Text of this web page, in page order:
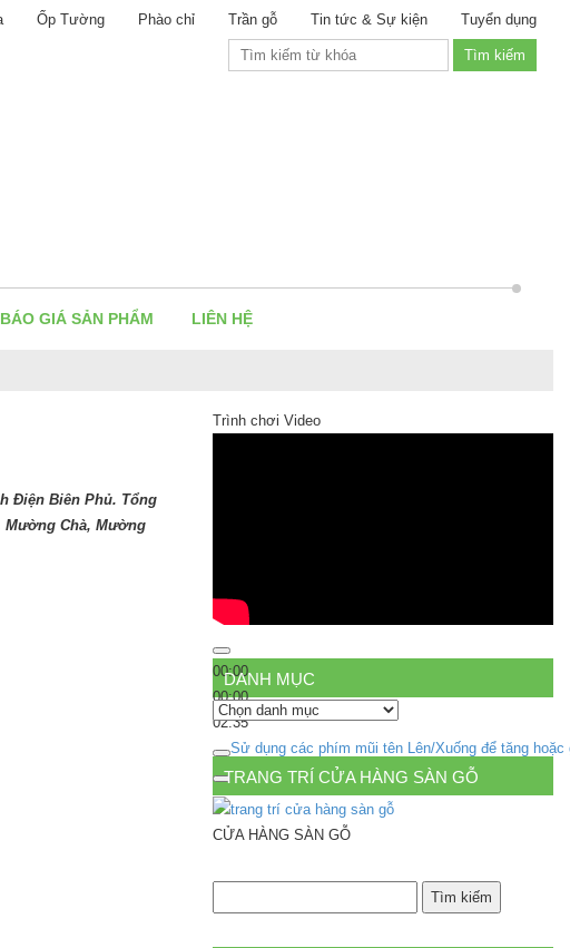
Ốp Tường Phào chỉ Trần gỗ Tin tức & Sự kiện Tuyển dụng
BÁO GIÁ SẢN PHẨM LIÊN HỆ
Điện Biên Phủ. Tổng
Mường Chà, Mường
Trình chơi Video
00:00
00:00
02:35
Sử dụng các phím mũi tên Lên/Xuống để tăng
DANH MỤC
Danh
TRANG TRÍ CỬA HÀNG SÀN GỖ
CỬA HÀNG SÀN GỖ